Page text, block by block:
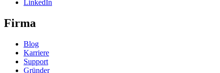
LinkedIn
Firma
Blog
Karriere
Support
Gründer